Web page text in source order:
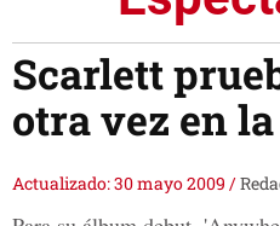
Scarlett
otra vez en
Actualizado: 30 mayo 2009 /